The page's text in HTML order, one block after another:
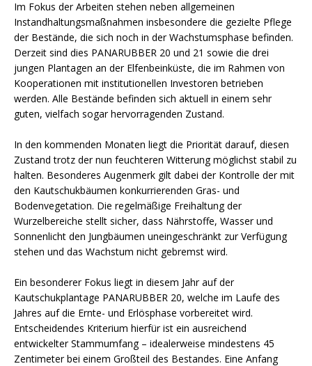
Im Fokus der Arbeiten stehen neben allgemeinen
Instandhaltungsmaßnahmen insbesondere die gezielte Pflege
der Bestände, die sich noch in der Wachstumsphase befinden.
Derzeit sind dies PANARUBBER 20 und 21 sowie die drei
jungen Plantagen an der Elfenbeinküste, die im Rahmen von
Kooperationen mit institutionellen Investoren betrieben
werden. Alle Bestände befinden sich aktuell in einem sehr
guten, vielfach sogar hervorragenden Zustand.
In den kommenden Monaten liegt die Priorität darauf, diesen
Zustand trotz der nun feuchteren Witterung möglichst stabil zu
halten. Besonderes Augenmerk gilt dabei der Kontrolle der mit
den Kautschukbäumen konkurrierenden Gras- und
Bodenvegetation. Die regelmäßige Freihaltung der
Wurzelbereiche stellt sicher, dass Nährstoffe, Wasser und
Sonnenlicht den Jungbäumen uneingeschränkt zur Verfügung
stehen und das Wachstum nicht gebremst wird.
Ein besonderer Fokus liegt in diesem Jahr auf der
Kautschukplantage PANARUBBER 20, welche im Laufe des
Jahres auf die Ernte- und Erlösphase vorbereitet wird.
Entscheidendes Kriterium hierfür ist ein ausreichend
entwickelter Stammumfang – idealerweise mindestens 45
Zentimeter bei einem Großteil des Bestandes. Eine Anfang